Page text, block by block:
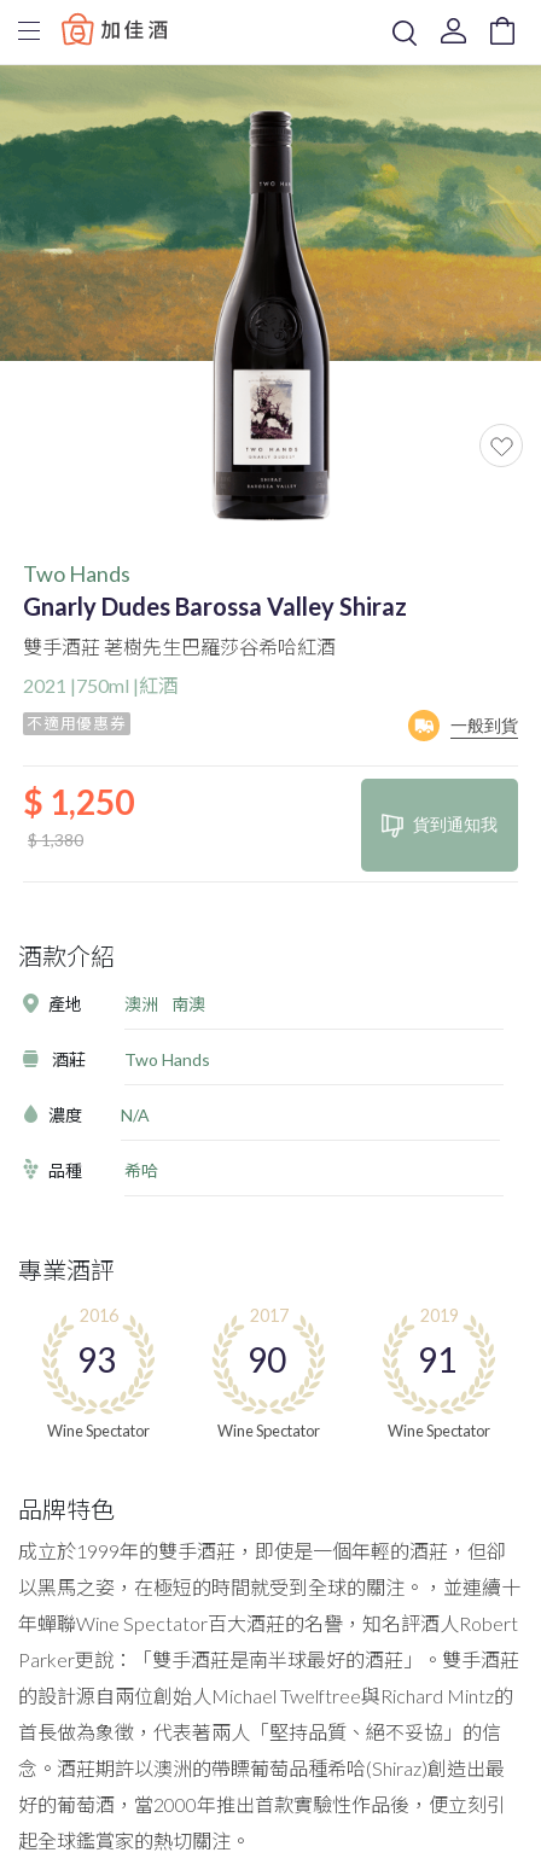
Baccus
Two Hands
Gnarly Dudes Barossa Valley Shiraz
雙手酒莊 荖樹先生巴羅莎谷希哈紅酒
2021 |750ml |紅酒
不適用優惠券 一般到貨
$ 1,250
$ 1,380
貨到通知我
酒款介紹
產地 澳洲 南澳
酒莊 Two Hands
濃度 N/A
品種 希哈
專業酒評
2016
93
Wine Spectator
2017
90
Wine Spectator
2019
91
Wine Spectator
品牌特色
成立於1999年的雙手酒莊，即使是一個年輕的酒莊，但卻
以黑馬之姿，在極短的時間就受到全球的關注。，並連續十
年蟬聯Wine Spectator百大酒莊的名譽，知名評酒人Robert
Parker更說：「雙手酒莊是南半球最好的酒莊」。雙手酒莊
的設計源自兩位創始人Michael Twelftree與Richard Mintz的
首長做為象徵，代表著兩人「堅持品質、絕不妥協」的信
念。酒莊期許以澳洲的帶瞟葡萄品種希哈(Shiraz)創造出最
好的葡萄酒，當2000年推出首款實驗性作品後，便立刻引
起全球鑑賞家的熱切關注。